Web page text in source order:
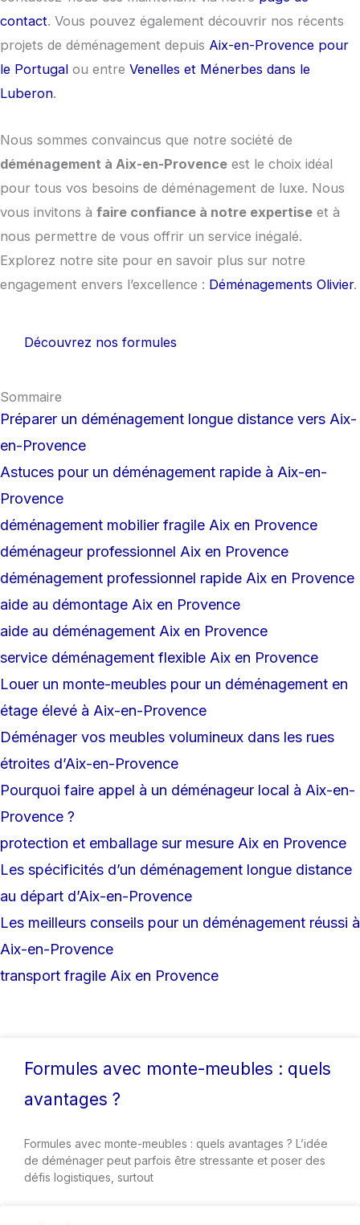
contact. Vous pouvez également découvrir nos récents
projets de déménagement depuis Aix-en-Provence pour
le Portugal ou entre Venelles et Ménerbes dans le
Luberon.
Nous sommes convaincus que notre société de
déménagement à Aix-en-Provence est le choix idéal
pour tous vos besoins de déménagement de luxe. Nous
vous invitons à faire confiance à notre expertise et à
nous permettre de vous offrir un service inégalé.
Explorez notre site pour en savoir plus sur notre
engagement envers l’excellence : Déménagements Olivier.
Découvrez nos formules
Sommaire
Préparer un déménagement longue distance vers Aix-
en-Provence
Astuces pour un déménagement rapide à Aix-en-
Provence
déménagement mobilier fragile Aix en Provence
déménageur professionnel Aix en Provence
déménagement professionnel rapide Aix en Provence
aide au démontage Aix en Provence
aide au déménagement Aix en Provence
service déménagement flexible Aix en Provence
Louer un monte-meubles pour un déménagement en
étage élevé à Aix-en-Provence
Déménager vos meubles volumineux dans les rues
étroites d’Aix-en-Provence
Pourquoi faire appel à un déménageur local à Aix-en-
Provence ?
protection et emballage sur mesure Aix en Provence
Les spécificités d’un déménagement longue distance
au départ d’Aix-en-Provence
Les meilleurs conseils pour un déménagement réussi à
Aix-en-Provence
transport fragile Aix en Provence
Formules avec monte-meubles : quels
avantages ?
Formules avec monte-meubles : quels avantages ? L’idée
de déménager peut parfois être stressante et poser des
défis logistiques, surtout